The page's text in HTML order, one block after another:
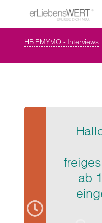
HB EMYMO - Interviews
ab